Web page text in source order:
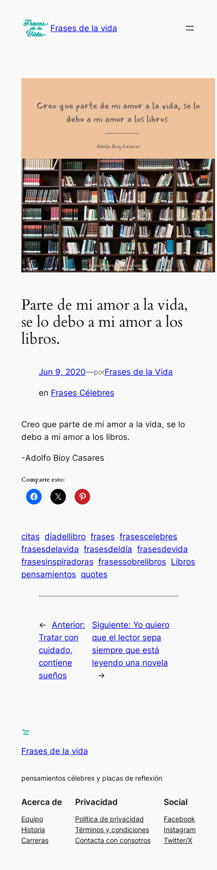
contenido
Frases de la vida
Parte de mi amor a la vida,
se lo debo a mi amor a los
libros.
Jun 9, 2020—porFrases de la Vida
en Frases Célebres
Creo que parte de mi amor a la vida, se lo
debo a mi amor a los libros.
-Adolfo Bioy Casares
Comparte esto:
citas díadellibro frases frasescelebres
frasesdelavida frasesdeldía frasesdevida
frasesinspiradoras frasessobrelibros Libros
pensamientos quotes
←
Anterior:
Tratar con
cuidado,
contiene
sueños
Siguiente: Yo quiero
que el lector sepa
siempre que está
leyendo una novela
→
Frases de la vida
pensamientos célebres y placas de reflexión
Acerca de
Equipo
Historia
Carreras
Privacidad
Política de privacidad
Términos y condiciones
Contacta con consotros
Social
Facebook
Instagram
Twitter/X